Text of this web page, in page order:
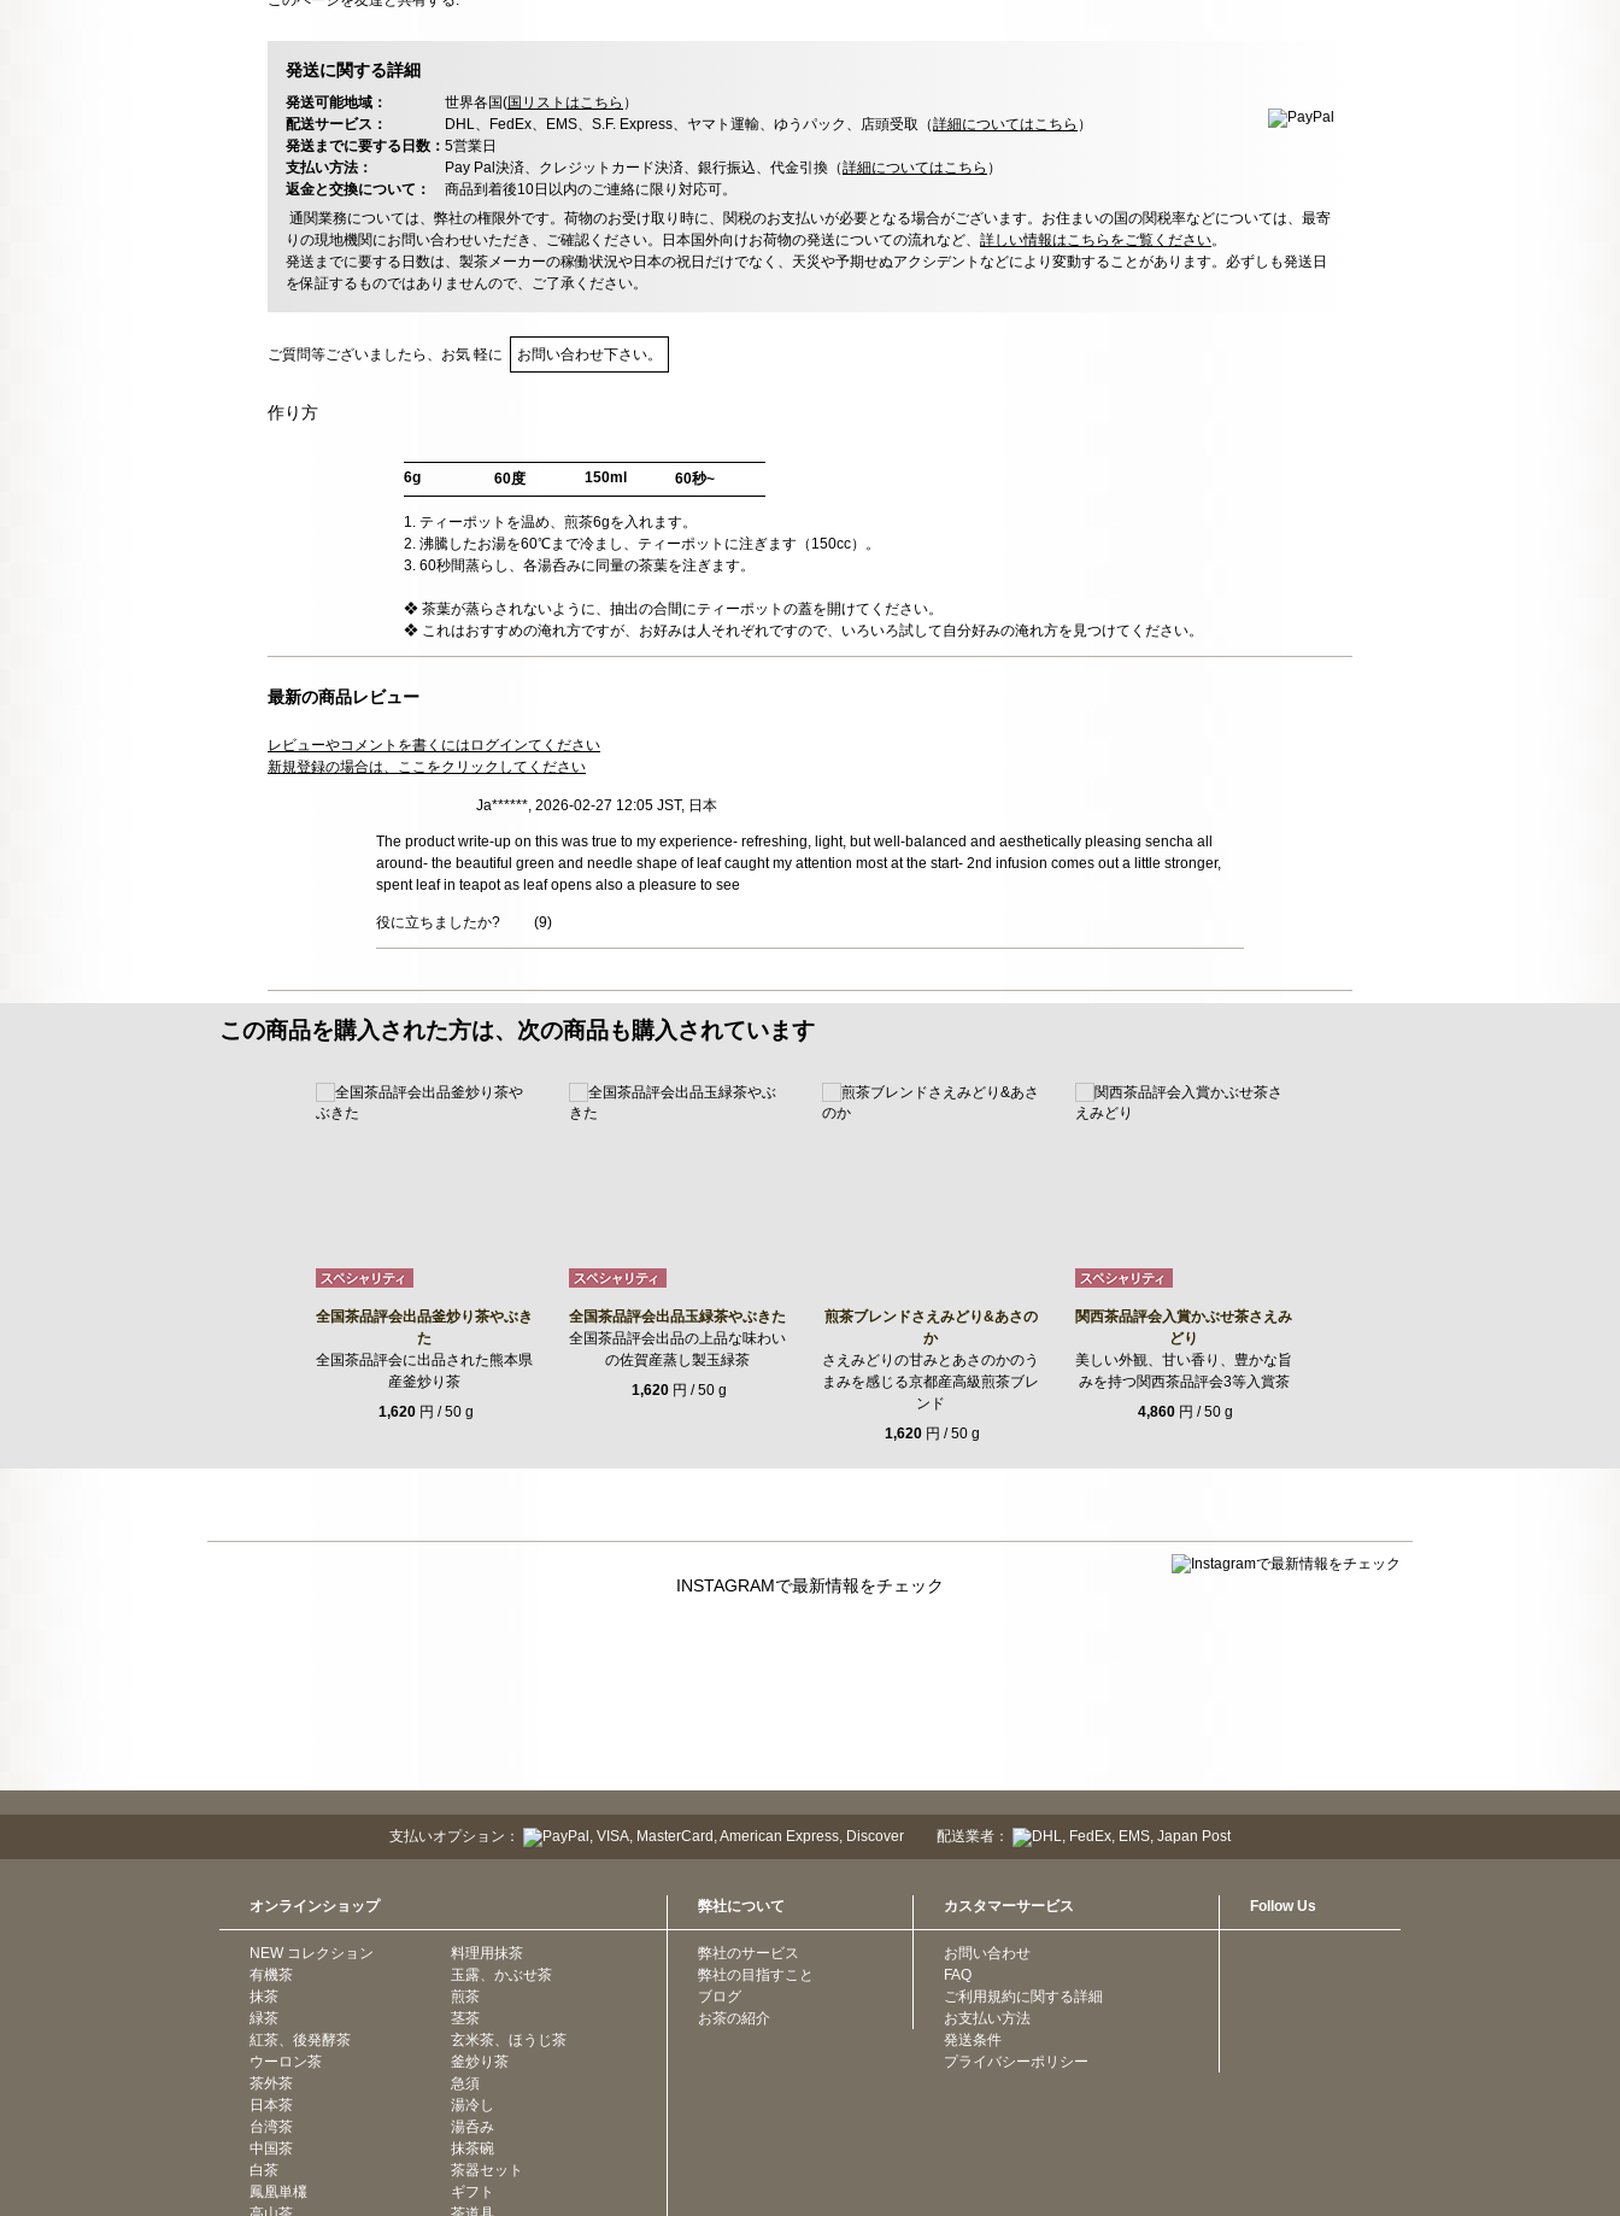
発送に関する詳細
発送可能地域： 世界各国(国リストはこちら ）
配送サービス：
DHL、FedEx、EMS、S.F. Express、ヤマト運輸、ゆうパック、店頭受取（詳細についてはこちら ）
発送までに要する日数： 5営業日
支払い方法：
Pay Pal決済、クレジットカード決済、銀行振込、代金引換（詳細についてはこちら ）
返金と交換について：
商品到着後10日以内のご連絡に限り対応可。
通関業務については、弊社の権限外です。荷物のお受け取り時に、関税のお支払いが必要となる場合がございます。お住まいの国の関税率などについては、最寄
りの現地機関にお問い合わせいただき、ご確認ください。日本国外向けお荷物の発送についての流れなど、 詳しい情報はこちらをご覧ください。
発送までに要する日数は、製茶メーカーの稼働状況や日本の祝日だけでなく、天災や予期せぬアクシデントなどにより変動することがあります。必ずしも発送日
を保証するものではありませんので、ご了承ください。
ご質問等ございましたら、お気 軽に お問い合わせ下さい。
作り方
6g 60度 150ml 60秒~
1. ティーポットを温め、煎茶6gを入れます。
2. 沸騰したお湯を60℃まで冷まし、ティーポットに注ぎます（150cc）。
3. 60秒間蒸らし、各湯呑みに同量の茶葉を注ぎます。
❖ 茶葉が蒸らされないように、抽出の合間にティーポットの蓋を開けてください。
❖ これはおすすめの淹れ方ですが、お好みは人それぞれですので、いろいろ試して自分好みの淹れ方を見つけてください。
最新の商品レビュー
レビューやコメントを書くにはログインてください
新規登録の場合は、ここをクリックしてください
Ja******, 2026-02-27 12:05 JST, 日本
The product write-up on this was true to my experience- refreshing, light, but well-balanced and aesthetically pleasing sencha all
around- the beautiful green and needle shape of leaf caught my attention most at the start- 2nd infusion comes out a little stronger,
spent leaf in teapot as leaf opens also a pleasure to see
役に立ちましたか? (9)
この商品を購入された方は、次の商品も購入されています
全国茶品評会出品釜炒り茶やぶき
た
全国茶品評会に出品された熊本県
産釜炒り茶
1,620円 / 50 g
全国茶品評会出品玉緑茶やぶきた
全国茶品評会出品の上品な味わい
の佐賀産蒸し製玉緑茶
1,620円 / 50 g
煎茶ブレンドさえみどり&あさの
か
さえみどりの甘みとあさのかのう
まみを感じる京都産高級煎茶ブレ
ンド
1,620円 / 50 g
関西茶品評会入賞かぶせ茶さえみ
どり
美しい外観、甘い香り、豊かな旨
みを持つ関西茶品評会3等入賞茶
4,860円 / 50 g
INSTAGRAMで最新情報をチェック
支払いオプション： 配送業者：
オンラインショップ
NEW コレクション
有機茶
抹茶
緑茶
紅茶、後発酵茶
ウーロン茶
茶外茶
日本茶
台湾茶
中国茶
白茶
鳳凰単欉
料理用抹茶
玉露、かぶせ茶
煎茶
茎茶
玄米茶、ほうじ茶
釜炒り茶
急須
湯冷し
湯呑み
抹茶碗
茶器セット
ギフト
弊社について
弊社のサービス
弊社の目指すこと
ブログ
お茶の紹介
カスタマーサービス
お問い合わせ
FAQ
ご利用規約に関する詳細
お支払い方法
発送条件
プライバシーポリシー
Follow Us